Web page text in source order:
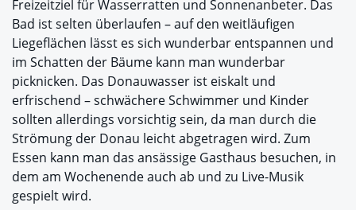
Freizeitziel für Wasserratten und Sonnenanbeter. Das
Bad ist selten überlaufen – auf den weitläufigen
Liegeflächen lässt es sich wunderbar entspannen und
im Schatten der Bäume kann man wunderbar
picknicken. Das Donauwasser ist eiskalt und
erfrischend – schwächere Schwimmer und Kinder
sollten allerdings vorsichtig sein, da man durch die
Strömung der Donau leicht abgetragen wird. Zum
Essen kann man das ansässige Gasthaus besuchen, in
dem am Wochenende auch ab und zu Live-Musik
gespielt wird.